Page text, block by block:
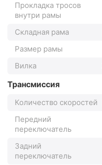
Прокладка тросов
внутри рамы
Складная рама
Размер рамы
Вилка
Трансмиссия
Количество скоростей
Передний
переключатель
Задний
переключатель